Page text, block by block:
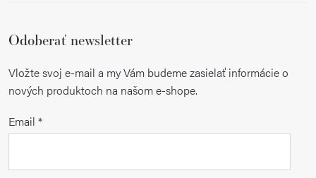
Odoberať newsletter
Vložte svoj e-mail a my Vám budeme zasielať informácie o
nových produktoch na našom e-shope.
Email